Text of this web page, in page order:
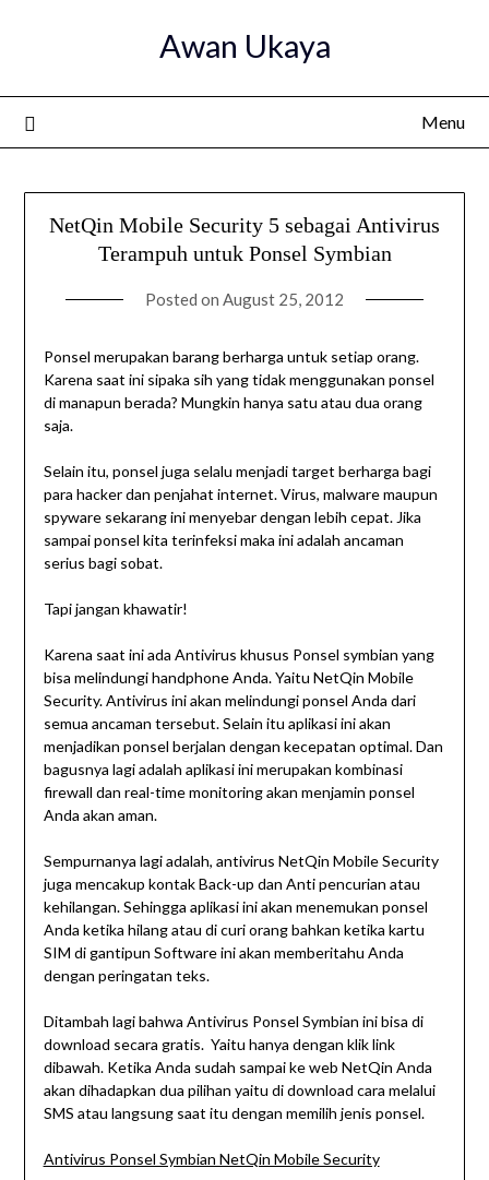
Awan Ukaya
Menu
NetQin Mobile Security 5 sebagai Antivirus
Terampuh untuk Ponsel Symbian
Posted on August 25, 2012
Ponsel merupakan barang berharga untuk setiap orang.
Karena saat ini sipaka sih yang tidak menggunakan ponsel
di manapun berada? Mungkin hanya satu atau dua orang
saja.
Selain itu, ponsel juga selalu menjadi target berharga bagi
para hacker dan penjahat internet. Virus, malware maupun
spyware sekarang ini menyebar dengan lebih cepat. Jika
sampai ponsel kita terinfeksi maka ini adalah ancaman
serius bagi sobat.
Tapi jangan khawatir!
Karena saat ini ada Antivirus khusus Ponsel symbian yang
bisa melindungi handphone Anda. Yaitu NetQin Mobile
Security. Antivirus ini akan melindungi ponsel Anda dari
semua ancaman tersebut. Selain itu aplikasi ini akan
menjadikan ponsel berjalan dengan kecepatan optimal. Dan
bagusnya lagi adalah aplikasi ini merupakan kombinasi
firewall dan real-time monitoring akan menjamin ponsel
Anda akan aman.
Sempurnanya lagi adalah, antivirus NetQin Mobile Security
juga mencakup kontak Back-up dan Anti pencurian atau
kehilangan. Sehingga aplikasi ini akan menemukan ponsel
Anda ketika hilang atau di curi orang bahkan ketika kartu
SIM di gantipun Software ini akan memberitahu Anda
dengan peringatan teks.
Ditambah lagi bahwa Antivirus Ponsel Symbian ini bisa di
download secara gratis. Yaitu hanya dengan klik link
dibawah. Ketika Anda sudah sampai ke web NetQin Anda
akan dihadapkan dua pilihan yaitu di download cara melalui
SMS atau langsung saat itu dengan memilih jenis ponsel.
Antivirus Ponsel Symbian NetQin Mobile Security